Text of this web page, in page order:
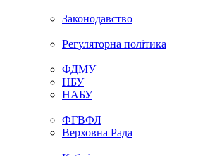
Законодавство
Регуляторна політика
ФДМУ
НБУ
НАБУ
ФГВФЛ
Верховна Рада